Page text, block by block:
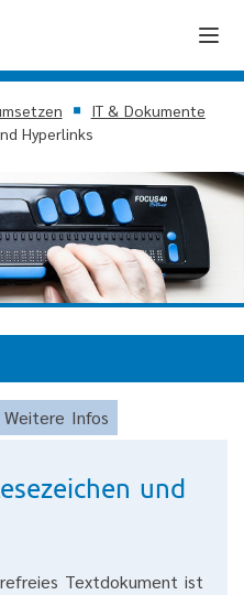
IT & Dokumente
Hyperlinks
Weitere Infos
und
Textdokument ist